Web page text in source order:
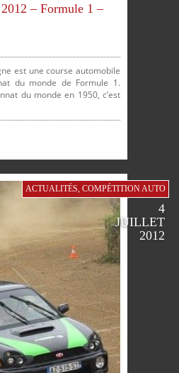
– Formule 1 –
est une course automobile
du monde de Formule 1.
du monde en 1950, c’est
ACTUALITÉS, COMPÉTITION AUTO
4
JUILLET
2012